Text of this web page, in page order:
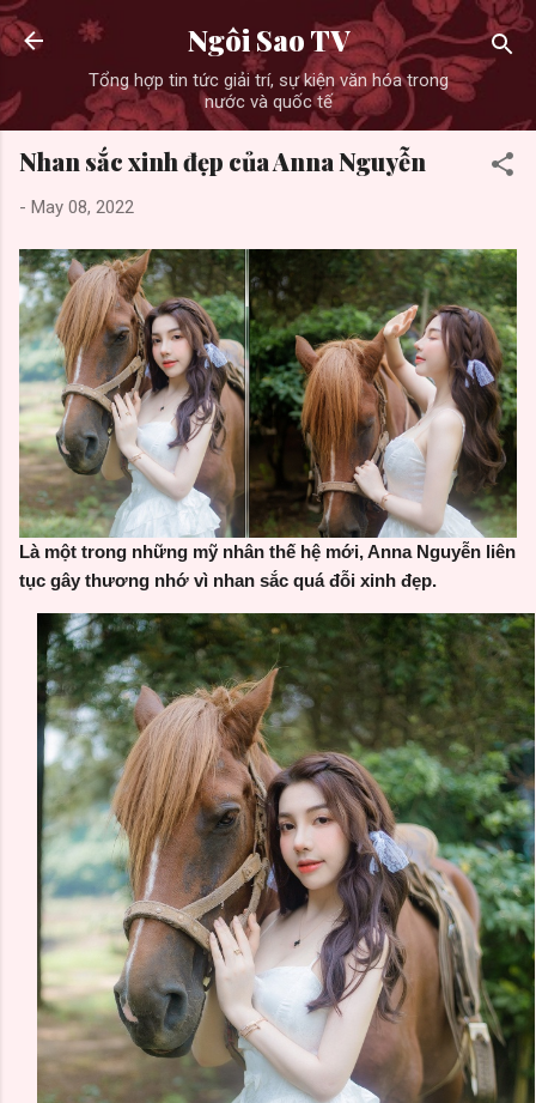
Skip to main content
Ngôi Sao TV
Tổng hợp tin tức giải trí, sự kiện văn hóa trong
nước và quốc tế
Nhan sắc xinh đẹp của Anna Nguyễn
- May 08, 2022
Là một trong những mỹ nhân thế hệ mới, Anna Nguyễn liên
tục gây thương nhớ vì nhan sắc quá đỗi xinh đẹp.